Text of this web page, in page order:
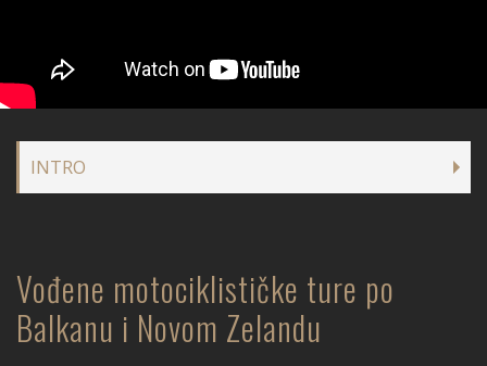
INTRO
Vođene motociklističke ture po
Balkanu i Novom Zelandu